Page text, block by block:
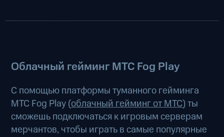
Облачный гейминг МТС Fog Play
С помощью платформы туманного гейминга
МТС Fog Play (облачный гейминг от МТС) ты
сможешь подключаться к игровым серверам
мерчантов, чтобы играть в самые популярные